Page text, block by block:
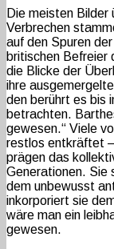
Die meisten Bilder
Verbrechen
auf den Spuren
britischen Befreier
die Blicke der
ihre
den berührt es bis
betrachten.
gewesen.“ Viele
restlos entkräftet
prägen das
Generationen. Sie
dem unbewusst
inkorporiert sie
wäre man ein
gewesen.